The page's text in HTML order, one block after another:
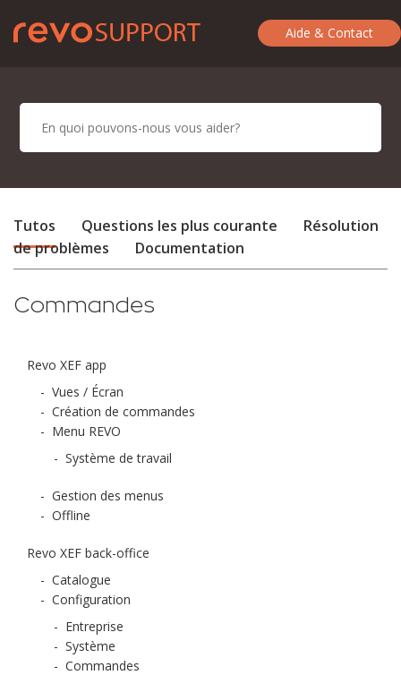
Aide & Contact
Tutos Questions les plus courante
Résolution
de problèmes
Documentation
Commandes
Revo XEF app
- Vues / Écran
- Création de commandes
- Menu REVO
- Système de travail
- Gestion des menus
- Offline
Revo XEF back-office
- Catalogue
- Configuration
- Entreprise
- Système
- Commandes